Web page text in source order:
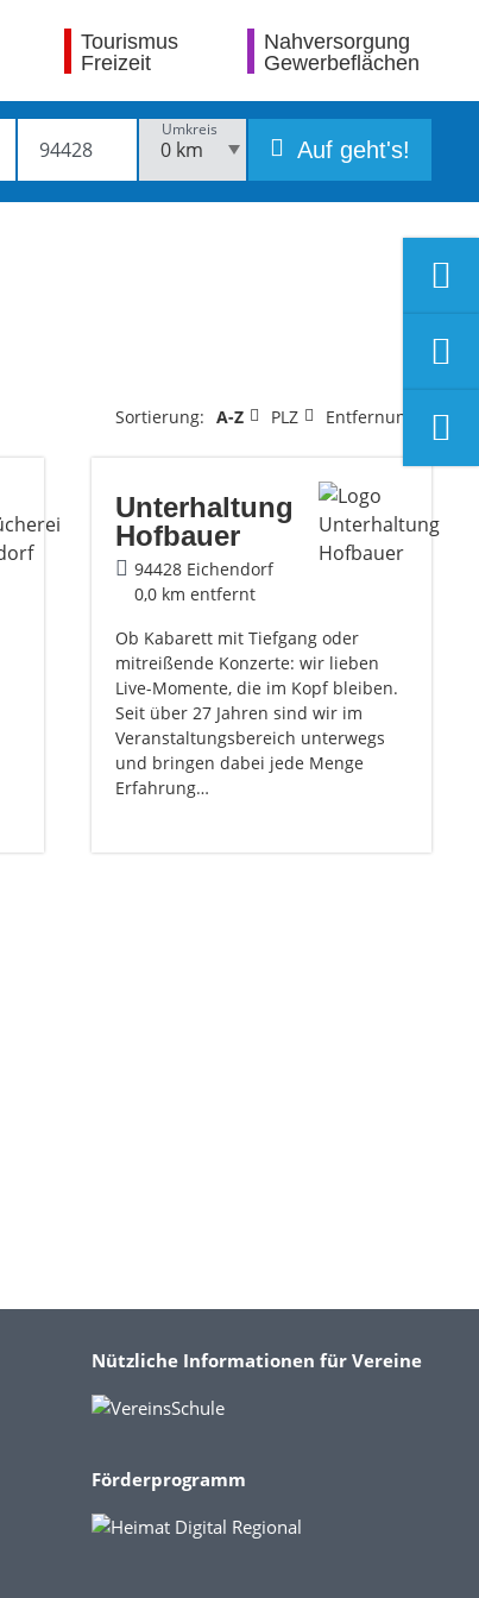
Tourismus
Freizeit
Nahversorgung
Gewerbeflächen
Umkreis
Auf geht's!
Sortierung: A-Z PLZ Entfernung
Unterhaltung
Hofbauer
94428 Eichendorf
0,0 km entfernt
Ob Kabarett mit Tiefgang oder
mitreißende Konzerte: wir lieben
Live-Momente, die im Kopf bleiben.
Seit über 27 Jahren sind wir im
Veranstaltungsbereich unterwegs
und bringen dabei jede Menge
Erfahrung…
Nützliche Informationen für Vereine
Förderprogramm